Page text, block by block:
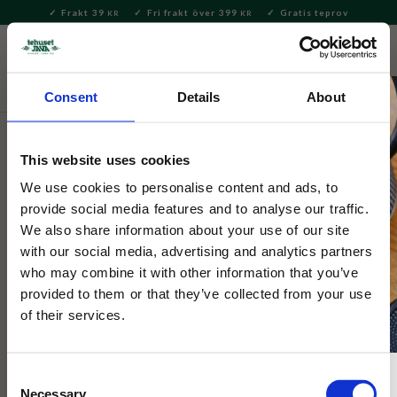
Consent Details About
This website uses cookies
We use cookies to personalise content and ads, to
provide social media features and to analyse our traffic.
We also share information about your use of our site
with our social media, advertising and analytics partners
who may combine it with other information that you’ve
provided to them or that they’ve collected from your use
of their services.
Necessary
Meny
Frakt 39 KR Fri frakt över 399 KR Gratis teprov
Servering & Dukning
Mumin
Termosflaska Snorkfröken Gul
550ml
Gul termosflaska med motiv på Snorkfröken på väg till
stranden. Håller drycken varm eller kall i upp till 6 timmar.